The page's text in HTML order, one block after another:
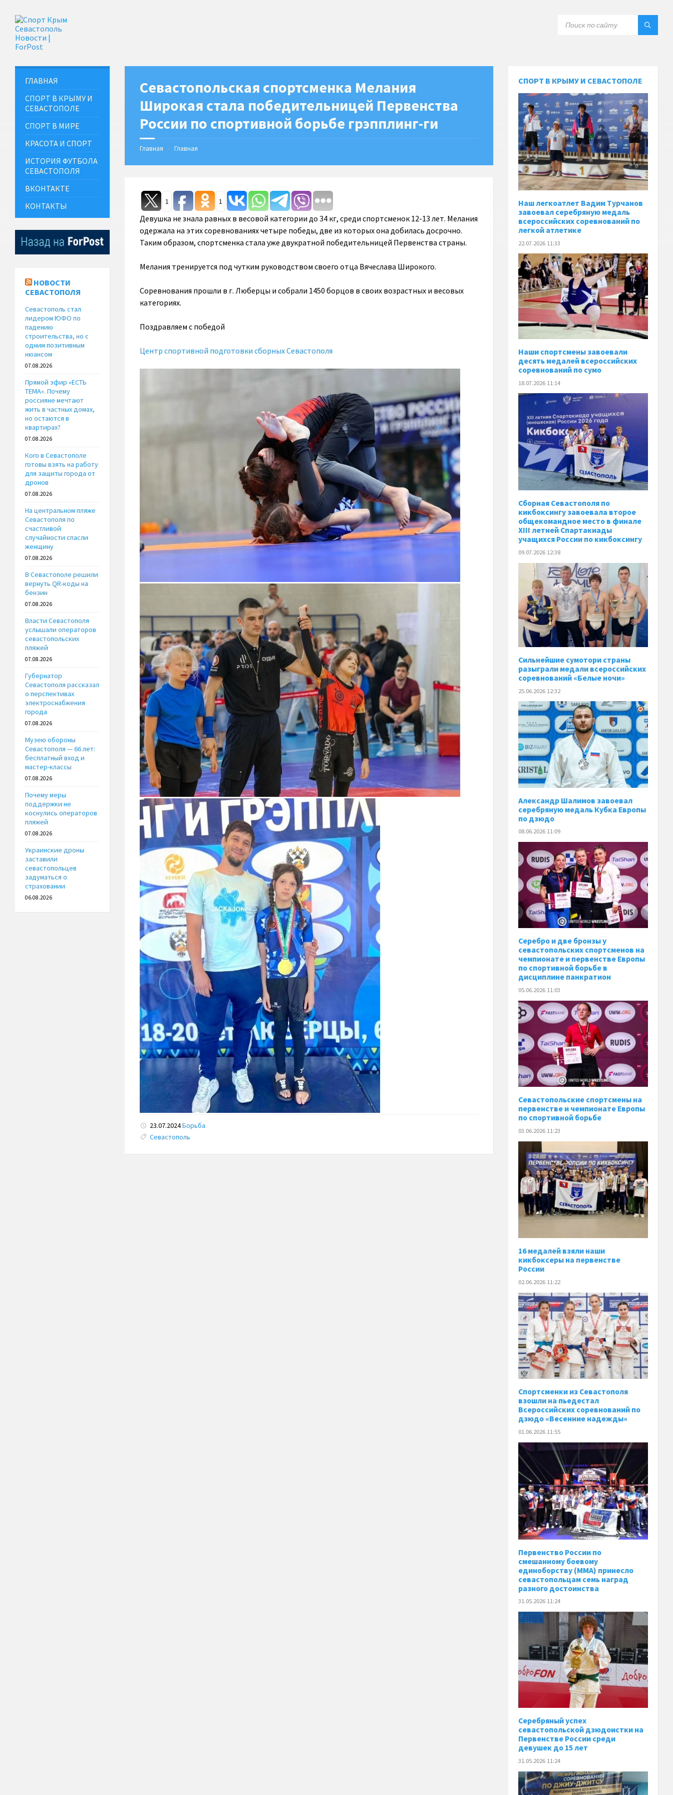
Севастопольская спортсменка Мелания
Широкая стала победительницей Первенства
России по спортивной борьбе грэпплинг-ги
Главная Главная
1 1
Девушка не знала равных в весовой категории до 34 кг, среди спортсменок 12-13 лет. Мелания
одержала на этих соревнованиях четыре победы, две из которых она добилась досрочно.
Таким образом, спортсменка стала уже двукратной победительницей Первенства страны.
Мелания тренируется под чутким руководством своего отца Вячеслава Широкого.
Соревнования прошли в г. Люберцы и собрали 1450 борцов в своих возрастных и весовых
категориях.
Поздравляем с победой
Центр спортивной подготовки сборных Севастополя
23.07.2024Борьба
Tags:
Севастополь
ГЛАВНАЯ
СПОРТ В КРЫМУ И
СЕВАСТОПОЛЕ
СПОРТ В МИРЕ
КРАСОТА И СПОРТ
ИСТОРИЯ ФУТБОЛА
СЕВАСТОПОЛЯ
ВКОНТАКТЕ
КОНТАКТЫ
НОВОСТИ
СЕВАСТОПОЛЯ
Севастополь стал
лидером ЮФО по
падению
строительства, но с
одним позитивным
нюансом
07.08.2026
Прямой эфир «ЕСТЬ
ТЕМА». Почему
россияне мечтают
жить в частных домах,
но остаются в
квартирах?
07.08.2026
Кого в Севастополе
готовы взять на работу
для защиты города от
дронов
07.08.2026
На центральном пляже
Севастополя по
счастливой
случайности спасли
женщину
07.08.2026
В Севастополе решили
вернуть QR-коды на
бензин
07.08.2026
Власти Севастополя
услышали операторов
севастопольских
пляжей
07.08.2026
Губернатор
Севастополя рассказал
о перспективах
электроснабжения
города
07.08.2026
Музею обороны
Севастополя — 66 лет:
бесплатный вход и
мастер-классы
07.08.2026
Почему меры
поддержки не
коснулись операторов
пляжей
07.08.2026
Украинские дроны
заставили
севастопольцев
задуматься о
страховании
06.08.2026
СПОРТ В КРЫМУ И СЕВАСТОПОЛЕ
Наш легкоатлет Вадим Турчанов
завоевал серебряную медаль
всероссийских соревнований по
легкой атлетике
22.07.2026 11:33
Наши спортсмены завоевали
десять медалей всероссийских
соревнований по сумо
18.07.2026 11:14
Сборная Севастополя по
кикбоксингу завоевала второе
общекомандное место в финале
XIII летней Спартакиады
учащихся России по кикбоксингу
09.07.2026 12:38
Сильнейшие сумотори страны
разыграли медали всероссийских
соревнований «Белые ночи»
25.06.2026 12:32
Александр Шалимов завоевал
серебряную медаль Кубка Европы
по дзюдо
08.06.2026 11:09
Серебро и две бронзы у
севастопольских спортсменов на
чемпионате и первенстве Европы
по спортивной борьбе в
дисциплине панкратион
05.06.2026 11:03
Севастопольские спортсмены на
первенстве и чемпионате Европы
по спортивной борьбе
03.06.2026 11:23
16 медалей взяли наши
кикбоксеры на первенстве
России
02.06.2026 11:22
Спортсменки из Севастополя
взошли на пьедестал
Всероссийских соревнований по
дзюдо «Весенние надежды»
01.06.2026 11:55
Первенство России по
смешанному боевому
единоборству (ММА) принесло
севастопольцам семь наград
разного достоинства
31.05.2026 11:24
Серебряный успех
севастопольской дзюдоистки на
Первенстве России среди
девушек до 15 лет
31.05.2026 11:24